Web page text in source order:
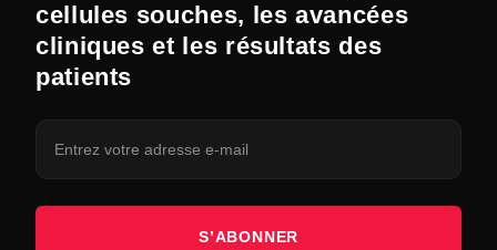
cellules souches, les avancées
cliniques et les résultats des
patients
S’ABONNER